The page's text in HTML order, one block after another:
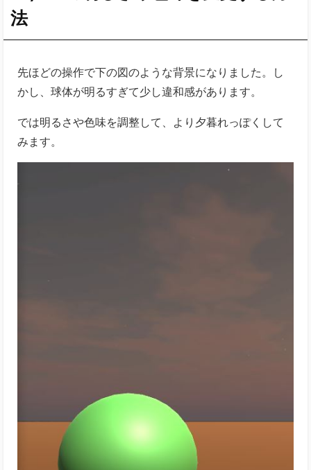
法
先ほどの操作で下の図のような背景になりました。し
かし、球体が明るすぎて少し違和感があります。
では明るさや色味を調整して、より夕暮れっぽくして
みます。